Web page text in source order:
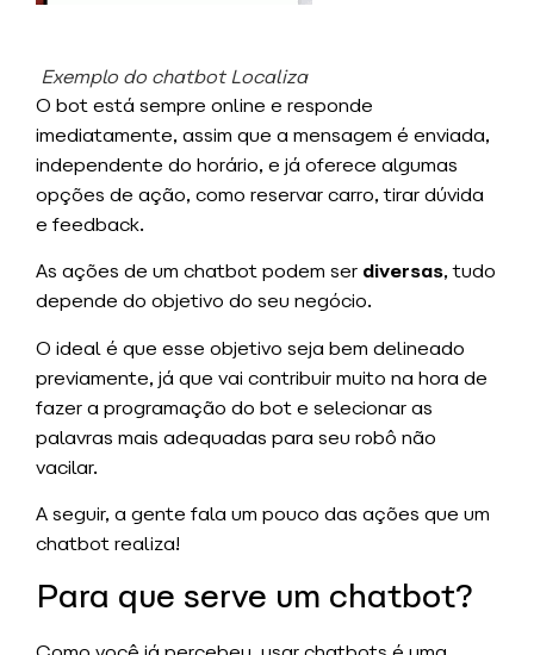
Exemplo do chatbot Localiza
O bot está sempre online e responde
imediatamente, assim que a mensagem é enviada,
independente do horário, e já oferece algumas
opções de ação, como reservar carro, tirar dúvida
e feedback.
As ações de um chatbot podem ser diversas, tudo
depende do objetivo do seu negócio.
O ideal é que esse objetivo seja bem delineado
previamente, já que vai contribuir muito na hora de
fazer a programação do bot e selecionar as
palavras mais adequadas para seu robô não
vacilar.
A seguir, a gente fala um pouco das ações que um
chatbot realiza!
Para que serve um chatbot?